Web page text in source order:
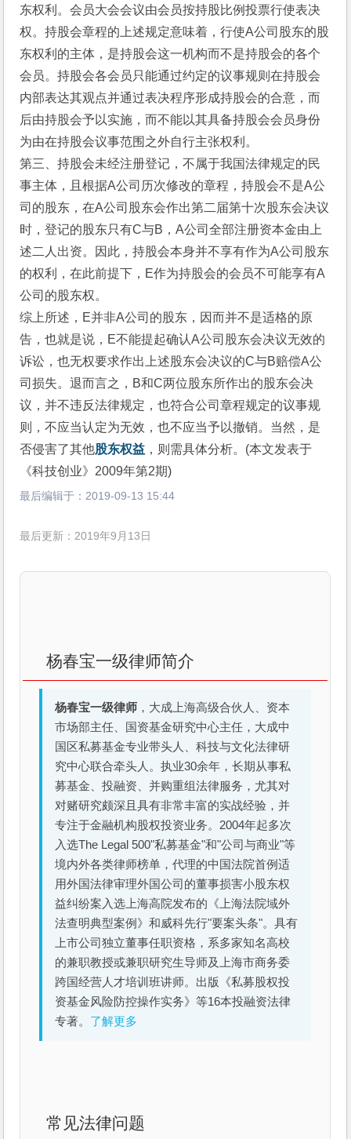
东权利。会员大会会议由会员按持股比例投票行使表决
权。持股会章程的上述规定意味着，行使A公司股东的股
东权利的主体，是持股会这一机构而不是持股会的各个
会员。持股会各会员只能通过约定的议事规则在持股会
内部表达其观点并通过表决程序形成持股会的合意，而
后由持股会予以实施，而不能以其具备持股会会员身份
为由在持股会议事范围之外自行主张权利。
第三、持股会未经注册登记，不属于我国法律规定的民
事主体，且根据A公司历次修改的章程，持股会不是A公
司的股东，在A公司股东会作出第二届第十次股东会决议
时，登记的股东只有C与B，A公司全部注册资本金由上
述二人出资。因此，持股会本身并不享有作为A公司股东
的权利，在此前提下，E作为持股会的会员不可能享有A
公司的股东权。
综上所述，E并非A公司的股东，因而并不是适格的原
告，也就是说，E不能提起确认A公司股东会决议无效的
诉讼，也无权要求作出上述股东会决议的C与B赔偿A公
司损失。退而言之，B和C两位股东所作出的股东会决
议，并不违反法律规定，也符合公司章程规定的议事规
则，不应当认定为无效，也不应当予以撤销。当然，是
否侵害了其他股东权益 ，则需具体分析。(本文发表于
《科技创业》2009年第2期)
最后编辑于： 2019-09-13 15:44
最后更新：2019年9月13日
杨春宝一级律师简介
杨春宝一级律师 ，大成上海高级合伙人、资本
市场部主任、国资基金研究中心主任，大成中
国区私募基金专业带头人、科技与文化法律研
究中心联合牵头人。执业30余年，长期从事私
募基金、投融资、并购重组法律服务，尤其对
对赌研究颇深且具有非常丰富的实战经验，并
专注于金融机构股权投资业务。2004年起多次
入选The Legal 500"私募基金"和"公司与商业"等
境内外各类律师榜单，代理的中国法院首例适
用外国法律审理外国公司的董事损害小股东权
益纠纷案入选上海高院发布的《上海法院域外
法查明典型案例》和威科先行"要案头条"。具有
上市公司独立董事任职资格，系多家知名高校
的兼职教授或兼职研究生导师及上海市商务委
跨国经营人才培训班讲师。出版《私募股权投
资基金风险防控操作实务》等16本投融资法律
专著。 了解更多
常见法律问题